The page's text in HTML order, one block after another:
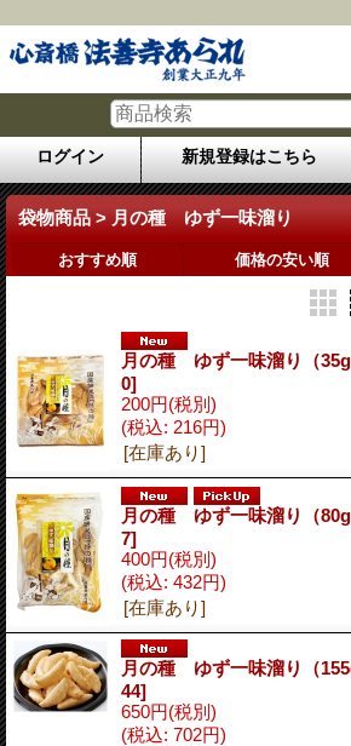
ログイン 新規登録はこちら
袋物商品 > 月の種 ゆず一味溜り
おすすめ順 価格の安い順
月の種 ゆず一味溜り（35g
0]
200円(税別)
(税込: 216円)
[在庫あり]
月の種 ゆず一味溜り（80g
7]
400円(税別)
(税込: 432円)
[在庫あり]
月の種 ゆず一味溜り（
44]
650円(税別)
(税込: 702円)